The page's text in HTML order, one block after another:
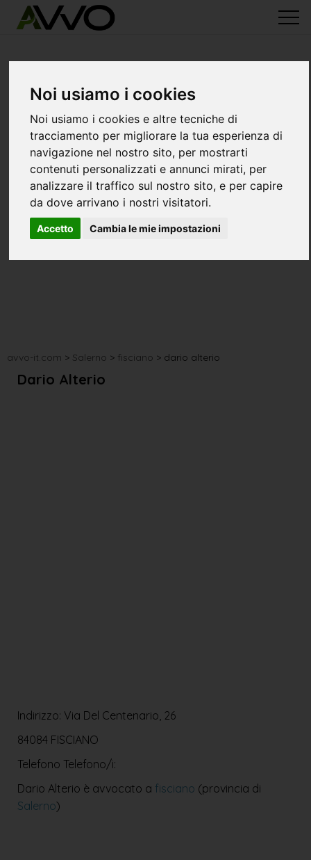
Noi usiamo i cookies
Noi usiamo i cookies e altre tecniche di
tracciamento per migliorare la tua esperienza di
navigazione nel nostro sito, per mostrarti
contenuti personalizzati e annunci mirati, per
analizzare il traffico sul nostro sito, e per capire
da dove arrivano i nostri visitatori.
Accetto Cambia le mie impostazioni
avvo-it.com > Salerno > fisciano > dario alterio
Dario Alterio
Indirizzo: Via Del Centenario, 26
84084 FISCIANO
Telefono Telefono/i:
Dario Alterio è avvocato a fisciano (provincia di
Salerno)